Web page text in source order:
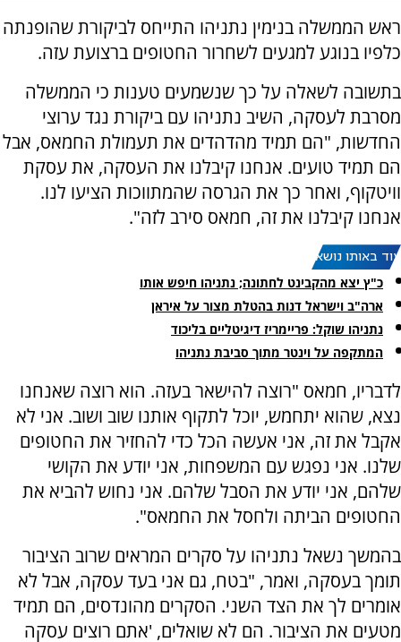
ראש הממשלה בנימין נתניהו התייחס לביקורת שהופנתה
כלפיו בנוגע למגעים לשחרור החטופים ברצועת עזה.
בתשובה לשאלה על כך שנשמעים טענות כי הממשלה
מסרבת לעסקה, השיב נתניהו עם ביקורת נגד ערוצי
החדשות, "הם תמיד מהדהדים את תעמולת החמאס, אבל
הם תמיד טועים. אנחנו קיבלנו את העסקה, את עסקת
וויטקוף, ואחר כך את הגרסה שהמתווכות הציעו לנו.
אנחנו קיבלנו את זה, חמאס סירב לזה".
עוד באותו נושא:
כ"ץ יצא מהקבינט לחתונה; נתניהו חיפש אותו
ארה"ב וישראל דנות בהטלת מצור על איראן
נתניהו שוקל: פריימריז דיגיטליים בליכוד
המתקפה על וינטר מתוך סביבת נתניהו
לדבריו, חמאס "רוצה להישאר בעזה. הוא רוצה שאנחנו
נצא, שהוא יתחמש, יוכל לתקוף אותנו שוב ושוב. אני לא
אקבל את זה, אני אעשה הכל כדי להחזיר את החטופים
שלנו. אני נפגש עם המשפחות, אני יודע את הקושי
שלהם, אני יודע את הסבל שלהם. אני נחוש להביא את
החטופים הביתה ולחסל את החמאס".
בהמשך נשאל נתניהו על סקרים המראים שרוב הציבור
תומך בעסקה, ואמר, "בטח, גם אני בעד עסקה, אבל לא
אומרים לך את הצד השני. הסקרים מהונדסים, הם תמיד
מטעים את הציבור. הם לא שואלים, 'אתם רוצים עסקה